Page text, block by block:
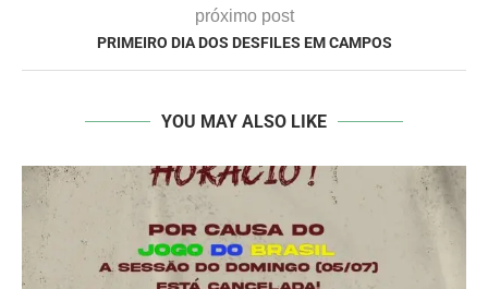
próximo post
PRIMEIRO DIA DOS DESFILES EM CAMPOS
YOU MAY ALSO LIKE